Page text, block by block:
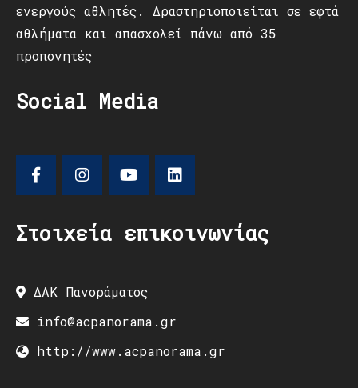
ενεργούς αθλητές. Δραστηριοποιείται σε εφτά
αθλήματα και απασχολεί πάνω από 35
προπονητές
Social Media
Στοιχεία επικοινωνίας
ΔΑΚ Πανοράματος
info@acpanorama.gr
http://www.acpanorama.gr